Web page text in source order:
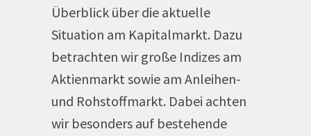
Überblick über die aktuelle
Situation am Kapitalmarkt. Dazu
betrachten wir große Indizes am
Aktienmarkt sowie am Anleihen-
und Rohstoffmarkt. Dabei achten
wir besonders auf bestehende